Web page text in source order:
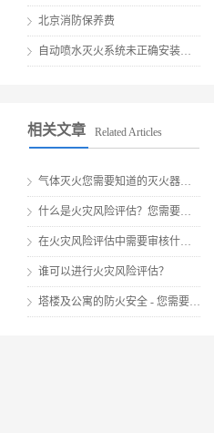
北京消防保养费
自动喷水灭火系统未正确安装就会有安全隐患
相关文章 Related Articles
气体灭火您需要知道的灭火器类型
什么是火灾风险评估？您需要吗？
在火灾风险评估中需要审核什么？
谁可以进行火灾风险评估？
塔楼及公寓的防火安全 - 您需要了解的内容